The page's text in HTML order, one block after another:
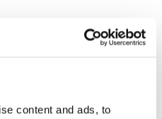
content and ads, to